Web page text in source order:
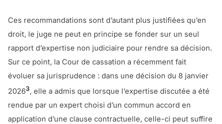
Ces recommandations sont d’autant plus justifiées qu’en
droit, le juge ne peut en principe se fonder sur un seul
rapport d’expertise non judiciaire pour rendre sa décision.
Sur ce point, la Cour de cassation a récemment fait
évoluer sa jurisprudence : dans une décision du 8 janvier
20263, elle a admis que lorsque l’expertise discutée a été
rendue par un expert choisi d’un commun accord en
application d’une clause contractuelle, celle-ci peut suffire